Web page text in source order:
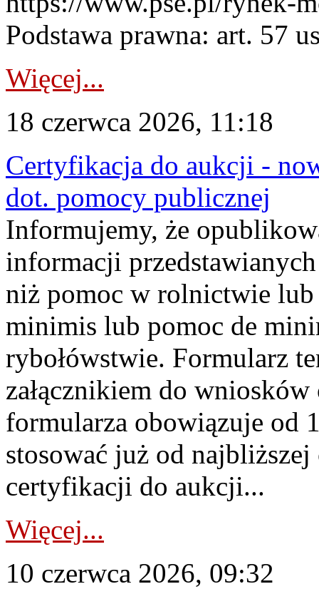
Podstawa prawna: art. 57
Więcej...
18 czerwca 2026, 11:18
Certyfikacja do aukcji -
dot. pomocy publicznej
Informujemy, że
informacji
niż pomoc w rolnictwie lub
minimis lub pomoc de
rybołówstwie. Formularz
załącznikiem do
formularza obowiązuje od
stosować już od
certyfikacji do aukcji...
Więcej...
10 czerwca 2026, 09:32